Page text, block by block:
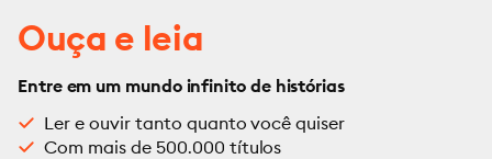
Ouça e leia
Entre em um mundo infinito de histórias
Ler e ouvir tanto quanto você quiser
Com mais de 500.000 títulos